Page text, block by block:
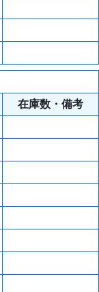
在庫数・備考